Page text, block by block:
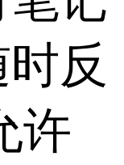
反
许